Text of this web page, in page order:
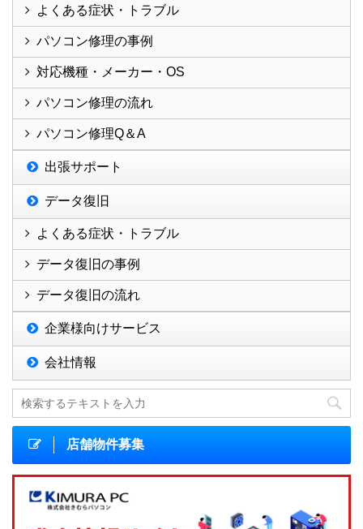
よくある症状・トラブル
パソコン修理の事例
対応機種・メーカー・OS
パソコン修理の流れ
パソコン修理Q＆A
出張サポート
データ復旧
よくある症状・トラブル
データ復旧の事例
データ復旧の流れ
企業様向けサービス
会社情報
店舗物件募集